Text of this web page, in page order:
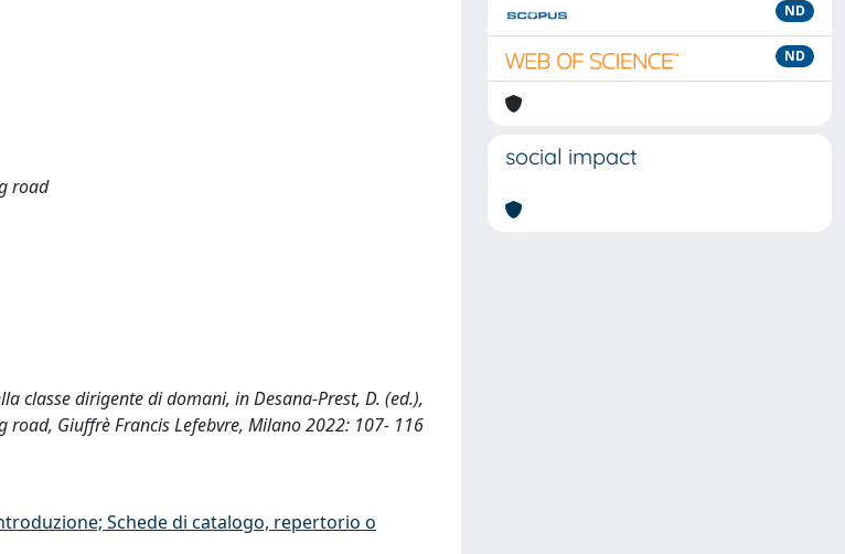
road
classe dirigente di domani, in Desana-Prest, D. (ed.),
Giuffrè Francis Lefebvre, Milano 2022: 107- 116
Schede di catalogo, repertorio o
ND
ND
social impact